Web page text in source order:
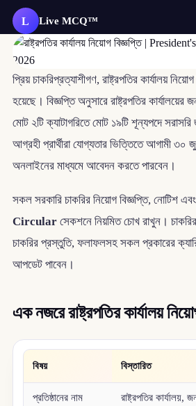
L Live MCQ™
প্রিয় চাকরিপ্রত্যাশীগণ, রাষ্ট্রপতির কার্যালয়
হয়েছে। বিজ্ঞপ্তি অনুসারে রাষ্ট্রপতির
মোট ২টি ক্যাটাগরিতে মোট ১৯টি শূন্যপদে
আগ্রহী প্রার্থীরা যোগ্যতার ভিত্তিতে আগামী ৩০
অনলাইনের মাধ্যমে আবেদন করতে পারবেন।
সকল সরকারি চাকরির নিয়োগ বিজ্ঞপ্তি, নোটিশ এবং
Circularসেকশনে নিয়মিত চোখ রাখুন।
চাকরির প্রস্তুতি, ফলাফলসহ সকল প্রকারের
আপডেট পাবেন।
এক নজরে রাষ্ট্রপতির কার্যালয়
বিষয় বিস্তারিত
প্রতিষ্ঠানের নাম রাষ্ট্রপতির কার্যালয়,